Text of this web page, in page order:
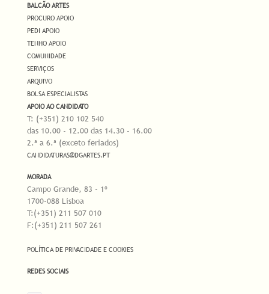
BALCÃO ARTES
PROCURO APOIO
PEDI APOIO
TENHO APOIO
COMUNIDADE
SERVIÇOS
ARQUIVO
BOLSA ESPECIALISTAS
APOIO AO CANDIDATO
T: (+351) 210 102 540
das 10.00 - 12.00 das 14.30 - 16.00
2.ª a 6.ª (exceto feriados)
CANDIDATURAS@DGARTES.PT
MORADA
Campo Grande, 83 - 1º
1700-088 Lisboa
T:(+351) 211 507 010
F:(+351) 211 507 261
POLÍTICA DE PRIVACIDADE E COOKIES
REDES SOCIAIS